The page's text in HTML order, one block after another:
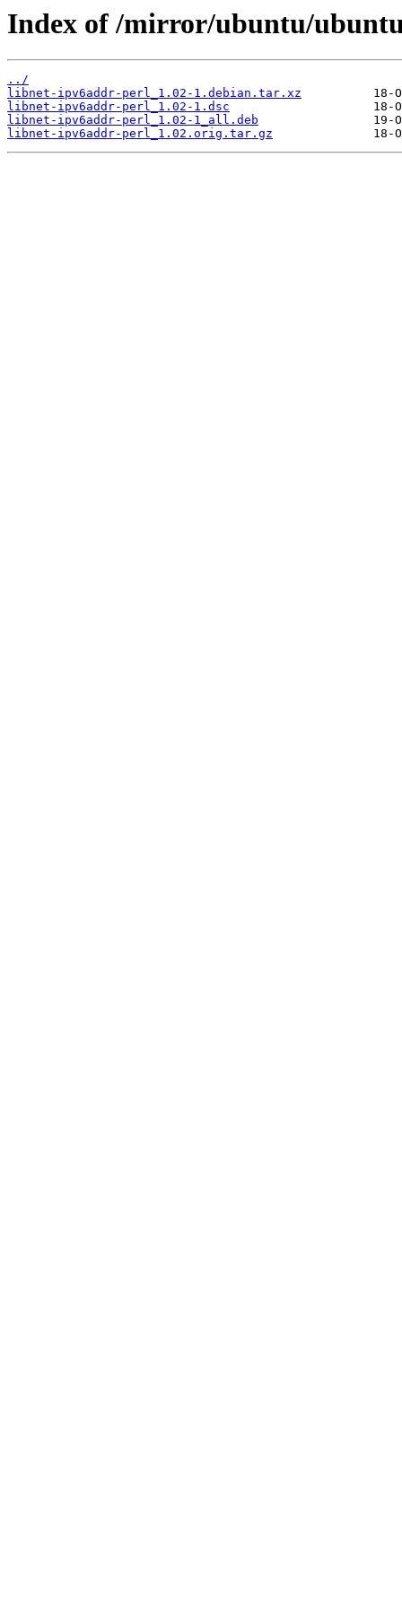
Index of /mirror/ubuntu/
../
libnet-ipv6addr-perl_1.02-1.debian.tar.xz
libnet-ipv6addr-perl_1.02-1.dsc
libnet-ipv6addr-perl_1.02-1_all.deb
libnet-ipv6addr-perl_1.02.orig.tar.gz